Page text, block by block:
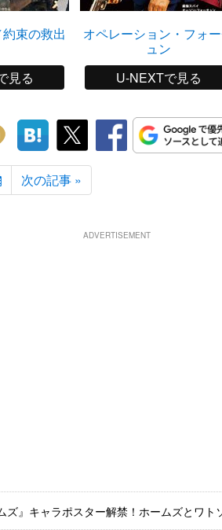
束の救出
見る
オペレーション・フォ
ュン
U-NEXTで見る
次の記事 »
ADVERTISEMENT
』キャラポスター解禁！ホームズとワト